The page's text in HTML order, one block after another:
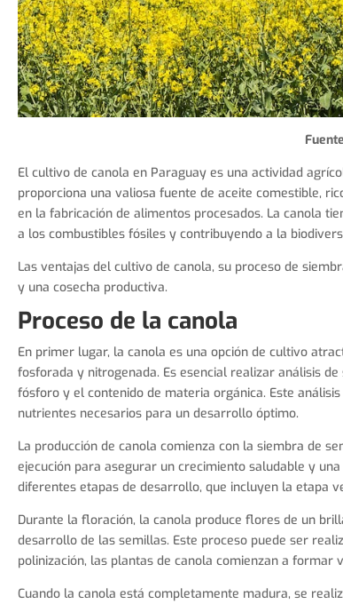
El cultivo de canola en Paraguay es una actividad
proporciona una valiosa fuente de aceite comestible,
en la fabricación de alimentos procesados. La canola
a los combustibles fósiles y contribuyendo a la
Las ventajas del cultivo de canola, su proceso de
y una cosecha productiva.
Proceso de la canola
En primer lugar, la canola es una opción de cultivo
fosforada y nitrogenada. Es esencial realizar análisis
fósforo y el contenido de materia orgánica. Este
nutrientes necesarios para un desarrollo óptimo.
La producción de canola comienza con la siembra de
ejecución para asegurar un crecimiento saludable y
diferentes etapas de desarrollo, que incluyen la etapa
Durante la floración, la canola produce flores de un
desarrollo de las semillas. Este proceso puede ser
polinización, las plantas de canola comienzan a
Cuando la canola está completamente madura, se